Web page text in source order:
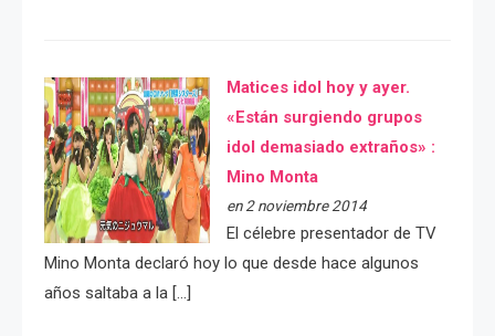
Matices idol hoy y ayer.
«Están surgiendo grupos
idol demasiado extraños» :
Mino Monta
en 2 noviembre 2014
El célebre presentador de TV
Mino Monta declaró hoy lo que desde hace algunos
años saltaba a la […]